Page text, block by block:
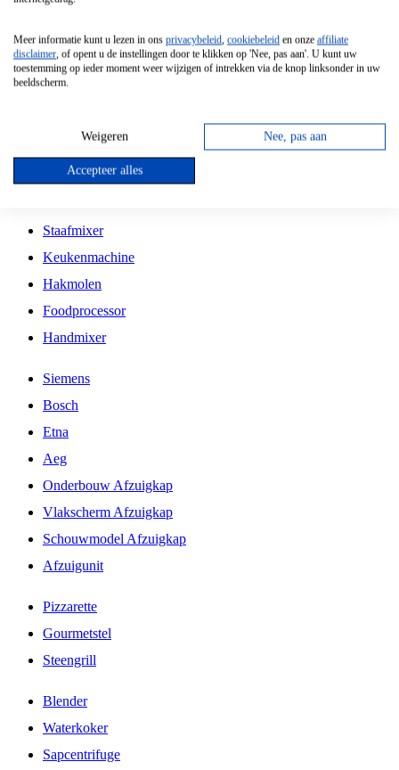
Vrijstaande Magnetron
Vrijstaande Kookplaat
Inbouw Gaskookplaat
Inbouw Keramische Kookplaat
Kookplaat Accessoires
Staafmixer
Keukenmachine
Hakmolen
Foodprocessor
Handmixer
Siemens
Bosch
Etna
Aeg
Onderbouw Afzuigkap
Vlakscherm Afzuigkap
Schouwmodel Afzuigkap
Afzuigunit
Pizzarette
Gourmetstel
Steengrill
Blender
Waterkoker
Sapcentrifuge
Meer informatie kunt u lezen in ons privacybeleid, cookiebeleid en onze affiliate
disclaimer, of opent u de instellingen door te klikken op 'Nee, pas aan'. U kunt uw
toestemming op ieder moment weer wijzigen of intrekken via de knop linksonder in uw
beeldscherm.
Weigeren Nee, pas aan
Accepteer alles